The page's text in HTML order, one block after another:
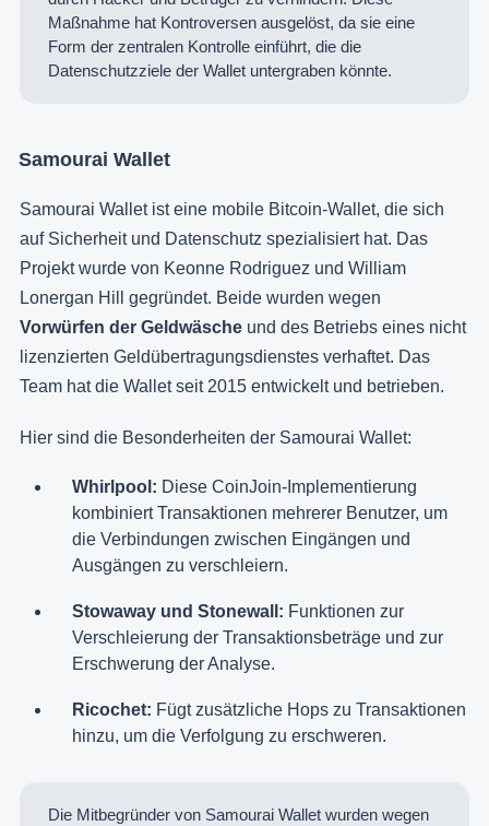
Maßnahme hat Kontroversen ausgelöst, da sie eine
Form der zentralen Kontrolle einführt, die die
Datenschutzziele der Wallet untergraben könnte.
Samourai Wallet
Samourai Wallet ist eine mobile Bitcoin-Wallet, die sich
auf Sicherheit und Datenschutz spezialisiert hat. Das
Projekt wurde von Keonne Rodriguez und William
Lonergan Hill gegründet. Beide wurden wegen
Vorwürfen der Geldwäsche und des Betriebs eines nicht
lizenzierten Geldübertragungsdienstes verhaftet. Das
Team hat die Wallet seit 2015 entwickelt und betrieben.
Hier sind die Besonderheiten der Samourai Wallet:
Whirlpool: Diese CoinJoin-Implementierung
kombiniert Transaktionen mehrerer Benutzer, um
die Verbindungen zwischen Eingängen und
Ausgängen zu verschleiern.
Stowaway und Stonewall: Funktionen zur
Verschleierung der Transaktionsbeträge und zur
Erschwerung der Analyse.
Ricochet: Fügt zusätzliche Hops zu Transaktionen
hinzu, um die Verfolgung zu erschweren.
Die Mitbegründer von Samourai Wallet wurden wegen